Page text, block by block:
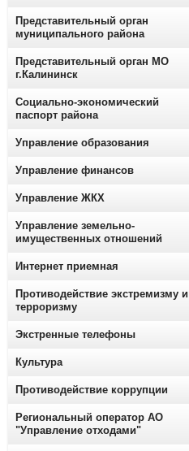
Представительный орган
муниципального района
Представительный орган МО
г.Калининск
Социально-экономический
паспорт района
Управление образования
Управление финансов
Управление ЖКХ
Управление земельно-
имущественных отношений
Интернет приемная
Противодействие экстремизму и
терроризму
Экстренные телефоны
Культура
Противодействие коррупции
Региональный оператор АО
"Управление отходами"